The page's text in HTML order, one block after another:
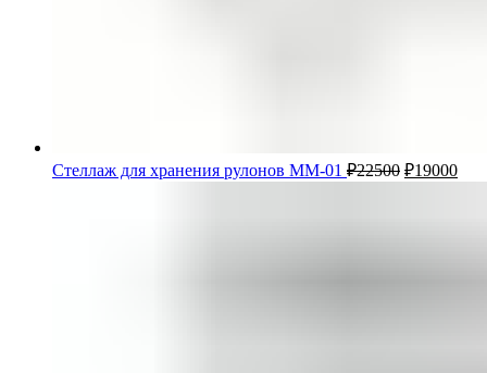
Стеллаж для хранения рулонов ММ-01 ₽22500 ₽19000